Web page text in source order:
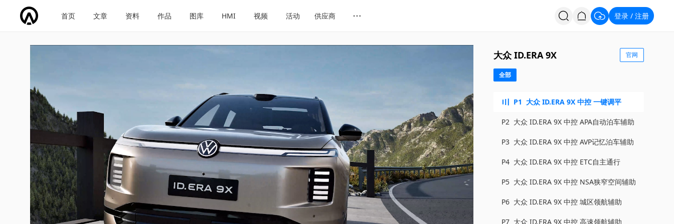
首页 文章 资料 作品 图库 HMI 视频 活动 供应商 登录 / 注册
大众 ID.ERA 9X 官网
全部
P1 大众 ID.ERA 9X 中控 一键调平
P2 大众 ID.ERA 9X 中控 APA自动泊车辅助
P3 大众 ID.ERA 9X 中控 AVP记忆泊车辅助
P4 大众 ID.ERA 9X 中控 ETC自主通行
P5 大众 ID.ERA 9X 中控 NSA狭窄空间辅助
P6 大众 ID.ERA 9X 中控 城区领航辅助
P7 大众 ID.ERA 9X 中控 高速领航辅助